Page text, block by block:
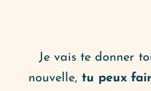
Je vais te donner
nouvelle, tu peux